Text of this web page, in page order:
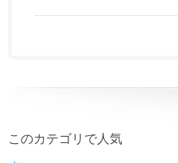
このカテゴリで人気